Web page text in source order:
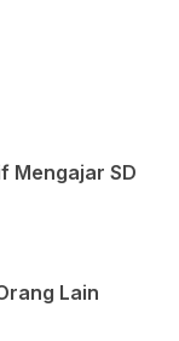
Mengajar SD
Lain